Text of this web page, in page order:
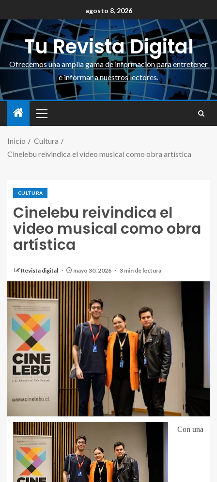
agosto 8, 2026
Tu Revista Digital
Ofrecemos una amplia gama de información para entretener
e informar a nuestros lectores.
Inicio
Cultura
Cinelebu reivindica el video musical como obra artística
CULTURA
Cinelebu reivindica el
video musical como obra
artística
Revista digital mayo 30, 2026 3 min de lectura
Con una